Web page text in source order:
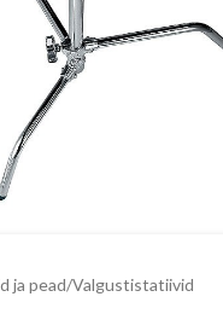
ja pead/Valgustistatiivid